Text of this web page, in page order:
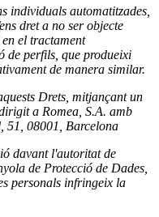
individuals automatitzades,
dret a no ser objecte
el tractament
de perfils, que produeixi
de manera similar.
Drets, mitjançant un
a Romea, S.A. amb
51, 08001, Barcelona
davant l'autoritat de
de Protecció de Dades,
personals infringeix la